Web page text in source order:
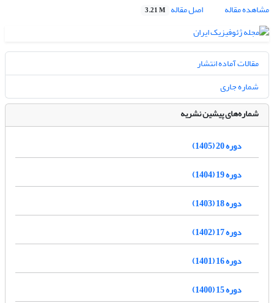
مشاهده مقاله
اصل مقاله 3.21 M
مقالات آماده انتشار
شماره جاری
شماره‌های پیشین نشریه
دوره 20 (1405)
دوره 19 (1404)
دوره 18 (1403)
دوره 17 (1402)
دوره 16 (1401)
دوره 15 (1400)